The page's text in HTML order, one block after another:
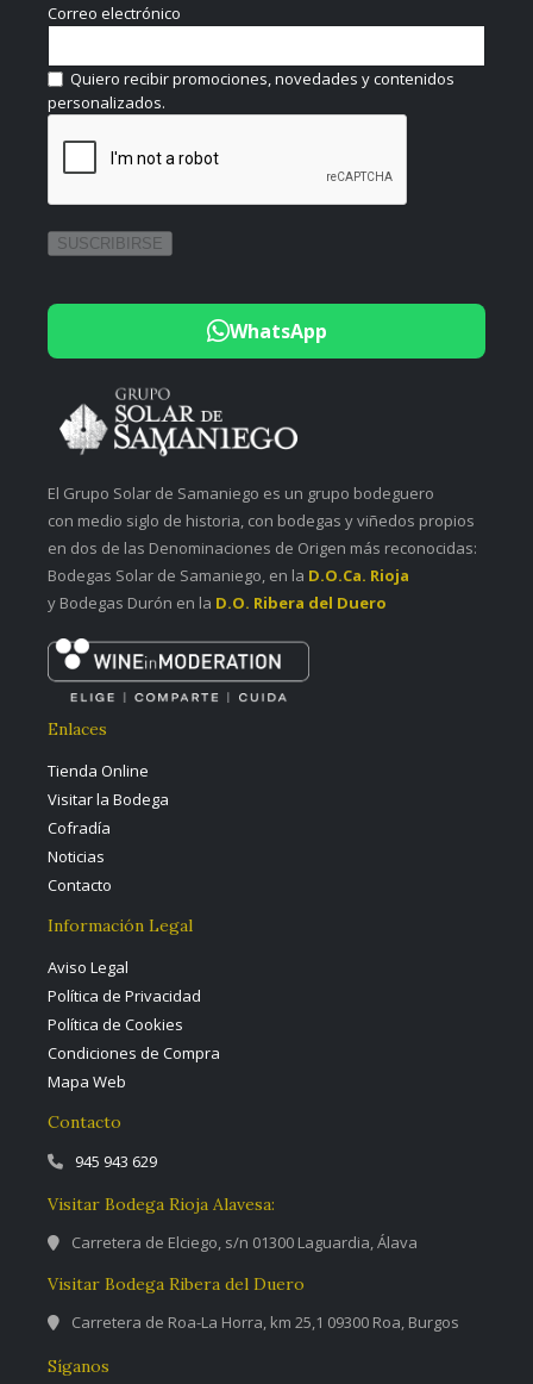
Correo electrónico
Quiero recibir promociones, novedades y contenidos
personalizados.
WhatsApp
El Grupo Solar de Samaniego es un grupo bodeguero
con medio siglo de historia, con bodegas y viñedos propios
en dos de las Denominaciones de Origen más reconocidas:
Bodegas Solar de Samaniego, en la D.O.Ca. Rioja
y Bodegas Durón en la D.O. Ribera del Duero
Enlaces
Tienda Online
Visitar la Bodega
Cofradía
Noticias
Contacto
Información Legal
Aviso Legal
Política de Privacidad
Política de Cookies
Condiciones de Compra
Mapa Web
Contacto
945 943 629
Visitar Bodega Rioja Alavesa:
Carretera de Elciego, s/n 01300 Laguardia, Álava
Visitar Bodega Ribera del Duero
Carretera de Roa-La Horra, km 25,1 09300 Roa, Burgos
Síganos